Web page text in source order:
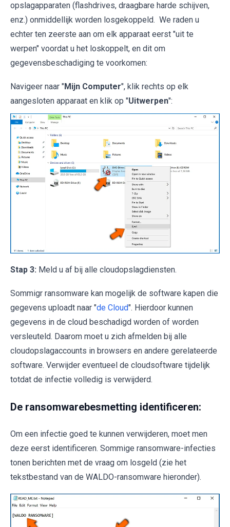
opslagapparaten (flashdrives, draagbare harde schijven,
enz.) onmiddellijk worden losgekoppeld. We raden u
echter ten zeerste aan om elk apparaat eerst "uit te
werpen" voordat u het loskoppelt, en dit om
gegevensbeschadiging te voorkomen:
Navigeer naar "Mijn Computer", klik rechts op elk
aangesloten apparaat en klik op "Uitwerpen":
Stap 3: Meld u af bij alle cloudopslagdiensten.
Sommigr ransomware kan mogelijk de software kapen die
gegevens uploadt naar "de Cloud". Hierdoor kunnen
gegevens in de cloud beschadigd worden of worden
versleuteld. Daarom moet u zich afmelden bij alle
cloudopslagaccounts in browsers en andere gerelateerde
software. Verwijder eventueel de cloudsoftware tijdelijk
totdat de infectie volledig is verwijderd.
De ransomwarebesmetting identificeren:
Om een infectie goed te kunnen verwijderen, moet men
deze eerst identificeren. Sommige ransomware-infecties
tonen berichten met de vraag om losgeld (zie het
tekstbestand van de WALDO-ransomware hieronder).